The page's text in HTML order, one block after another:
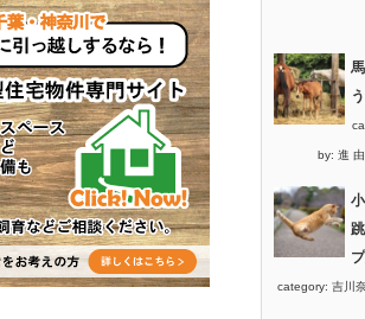
う
by: 進
category: 吉川